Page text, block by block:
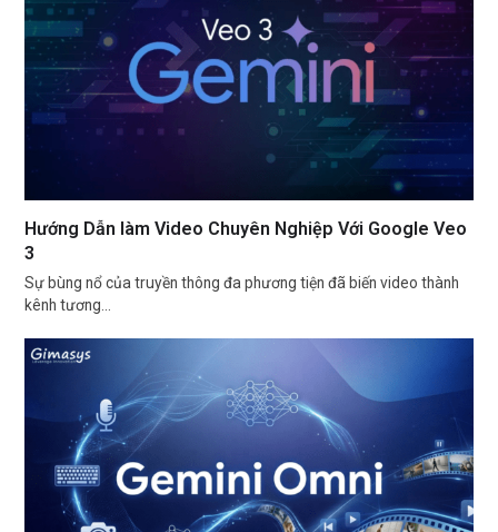
Hướng Dẫn làm Video Chuyên Nghiệp Với Google Veo
3
Sự bùng nổ của truyền thông đa phương tiện đã biến video thành
kênh tương…